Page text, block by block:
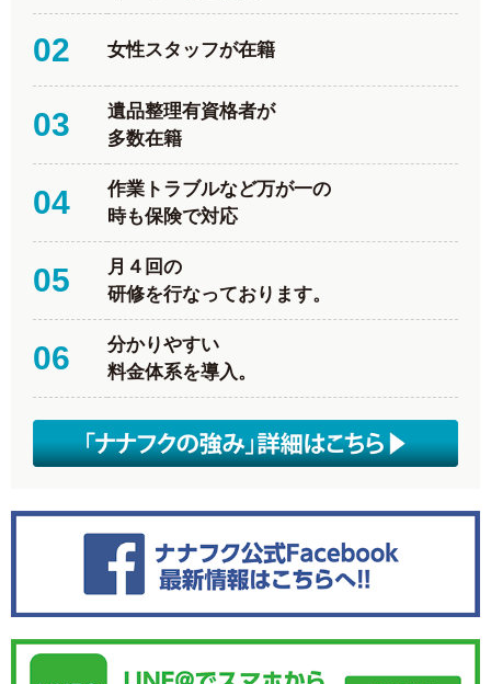
02 女性スタッフが在籍
03
遺品整理有資格者が
多数在籍
04
作業トラブルなど万が一の
時も保険で対応
05
月４回の
研修を行なっております。
06
分かりやすい
料金体系を導入。